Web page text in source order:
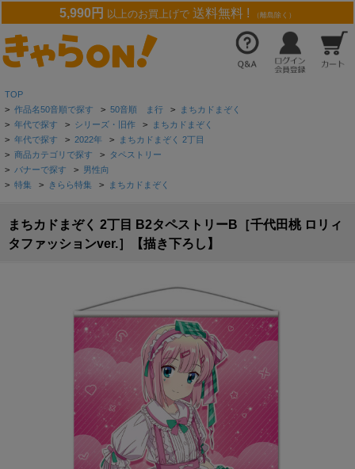
5,990円 以上のお買上げで 送料無料 ! （離島除く）
TOP
> 作品名50音順で探す > 50音順 ま行 > まちカドまぞく
> 年代で探す > シリーズ・旧作 > まちカドまぞく
> 年代で探す > 2022年 > まちカドまぞく 2丁目
> 商品カテゴリで探す > タペストリー
> バナーで探す > 男性向
> 特集 > きらら特集 > まちカドまぞく
まちカドまぞく 2丁目 B2タペストリーB［千代田桃 ロリィ
タファッションver.］【描き下ろし】